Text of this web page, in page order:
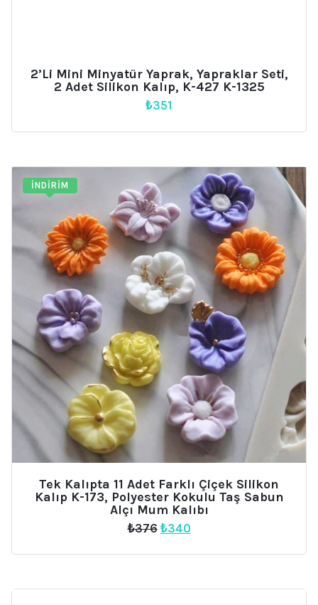
2’li Mini Minyatür Yaprak, Yapraklar Seti,
2 Adet Silikon Kalıp, K-427 K-1325
₺351
İNDIRIM
Tek Kalıpta 11 Adet Farklı Çiçek Silikon
Kalıp K-173, Polyester Kokulu Taş Sabun
Alçı Mum Kalıbı
₺376 Orijinal
₺376.
₺340Şu
fiyat: